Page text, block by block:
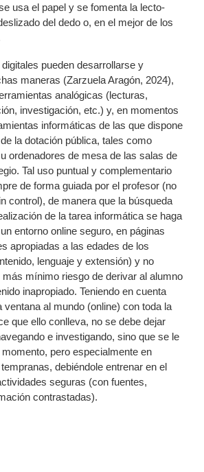
usa el papel y se fomenta la lecto-
del dedo o, en el mejor de los
pueden desarrollarse y
maneras (Zarzuela Aragón, 2024),
analógicas (lecturas,
investigación, etc.) y, en momentos
informáticas de las que dispone
la dotación pública, tales como
ordenadores de mesa de las salas de
Tal uso puntual y complementario
de forma guiada por el profesor (no
control), de manera que la búsqueda
de la tarea informática se haga
entorno online seguro, en páginas
apropiadas a las edades de los
lenguaje y extensión) y no
mínimo riesgo de derivar al alumno
inapropiado. Teniendo en cuenta
ventana al mundo (online) con toda la
que ello conlleva, no se debe dejar
e investigando, sino que se le
pero especialmente en
debiéndole entrenar en el
seguras (con fuentes,
contrastadas).